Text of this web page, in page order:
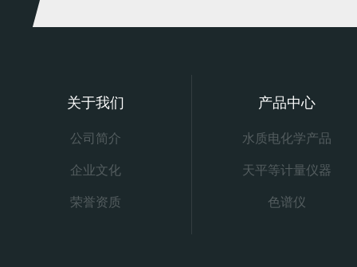
关于我们
公司简介
企业文化
荣誉资质
产品中心
水质电化学产品
天平等计量仪器
色谱仪